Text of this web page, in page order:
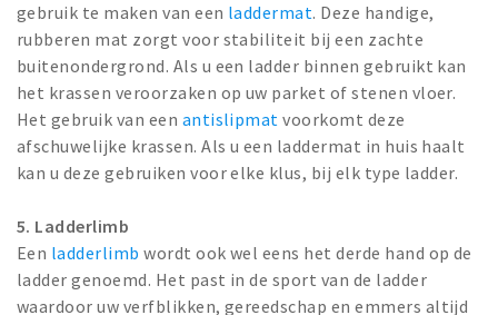
gebruik te maken van een laddermat. Deze handige,
rubberen mat zorgt voor stabiliteit bij een zachte
buitenondergrond. Als u een ladder binnen gebruikt kan
het krassen veroorzaken op uw parket of stenen vloer.
Het gebruik van een antislipmat voorkomt deze
afschuwelijke krassen. Als u een laddermat in huis haalt
kan u deze gebruiken voor elke klus, bij elk type ladder.
5. Ladderlimb
Een ladderlimb wordt ook wel eens het derde hand op de
ladder genoemd. Het past in de sport van de ladder
waardoor uw verfblikken, gereedschap en emmers altijd